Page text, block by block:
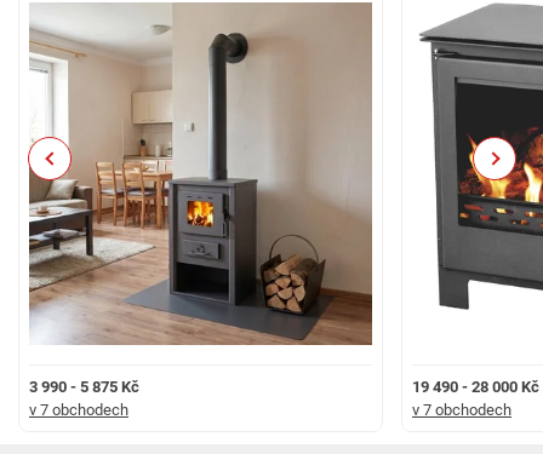
3 990 - 5 875 Kč
v 7 obchodech
19 490 - 28 000 Kč
v 7 obchodech
Previous Next